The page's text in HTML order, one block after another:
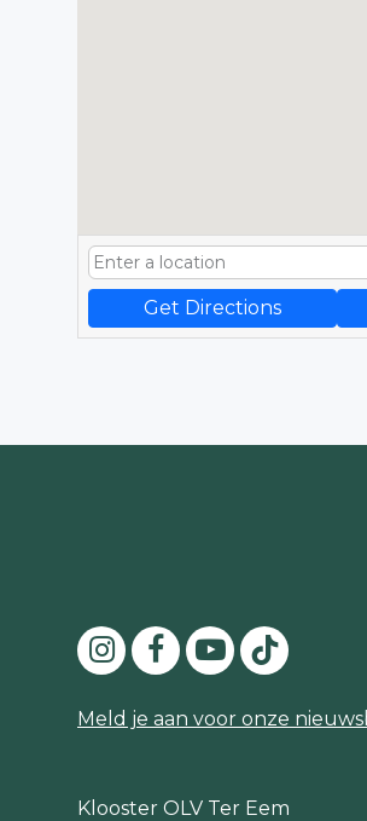
Get Directions
Meld je aan voor onze
Klooster OLV Ter Eem